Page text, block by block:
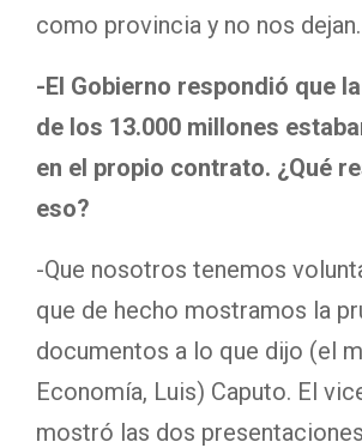
como provincia y no nos dejan.
-El Gobierno respondió que
de los 13.000 millones
en el propio contrato. ¿Qué
eso?
-Que nosotros tenemos
que de hecho mostramos la
documentos a lo que dijo (el
Economía, Luis) Caputo. El
mostró las dos